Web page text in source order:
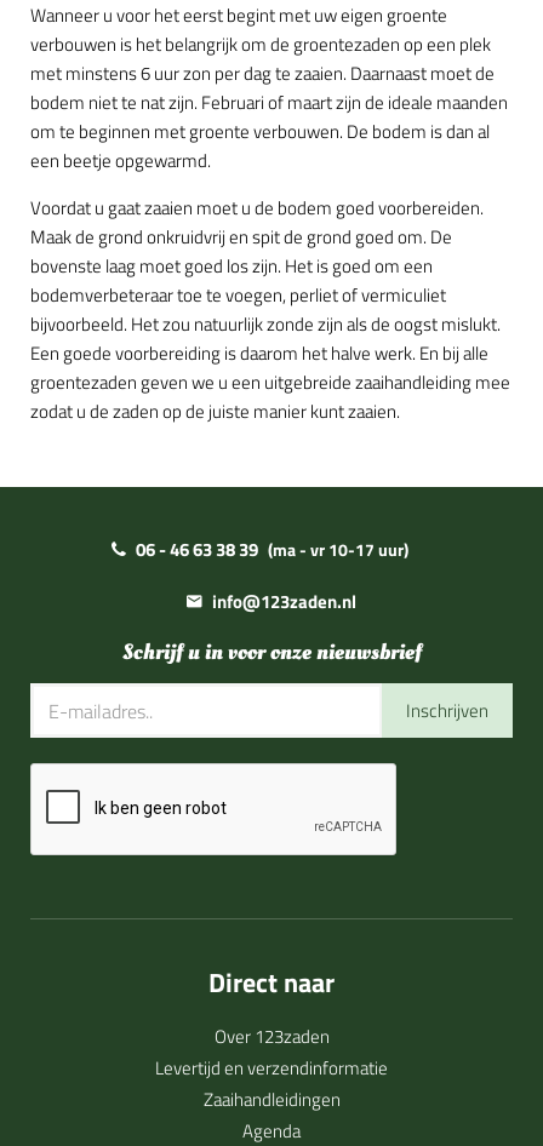
Wanneer u voor het eerst begint met uw eigen groente
verbouwen is het belangrijk om de groentezaden op een plek
met minstens 6 uur zon per dag te zaaien. Daarnaast moet de
bodem niet te nat zijn. Februari of maart zijn de ideale maanden
om te beginnen met groente verbouwen. De bodem is dan al
een beetje opgewarmd.
Voordat u gaat zaaien moet u de bodem goed voorbereiden.
Maak de grond onkruidvrij en spit de grond goed om. De
bovenste laag moet goed los zijn. Het is goed om een
bodemverbeteraar toe te voegen, perliet of vermiculiet
bijvoorbeeld. Het zou natuurlijk zonde zijn als de oogst mislukt.
Een goede voorbereiding is daarom het halve werk. En bij alle
groentezaden geven we u een uitgebreide zaaihandleiding mee
zodat u de zaden op de juiste manier kunt zaaien.
06 - 46 63 38 39 (ma - vr 10-17 uur)
info@123zaden.nl
Schrijf u in voor onze nieuwsbrief
Inschrijven
Direct naar
Over 123zaden
Levertijd en verzendinformatie
Zaaihandleidingen
Agenda